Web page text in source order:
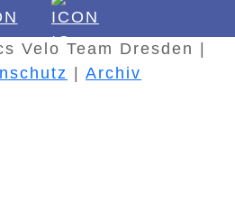
Velo Team Dresden |
| Archiv